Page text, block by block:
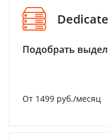
Подобрать
От 1499 руб./месяц